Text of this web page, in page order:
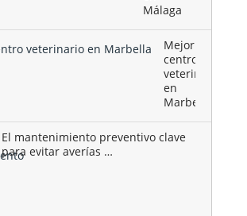
Málaga
Mejor
centro
veterinario
en
Marbella
El mantenimiento preventivo clave
para evitar averías …